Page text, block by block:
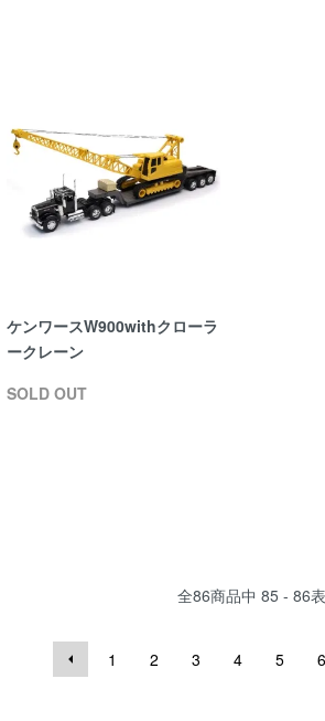
ケンワースW900withクローラ
ークレーン
SOLD OUT
全86商品中 85 - 86
1 2 3 4 5 6